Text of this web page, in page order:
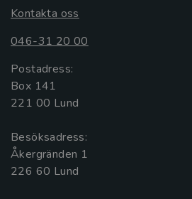
Kontakta oss
046-31 20 00
Postadress:
Box 141
221 00 Lund
Besöksadress:
Åkergränden 1